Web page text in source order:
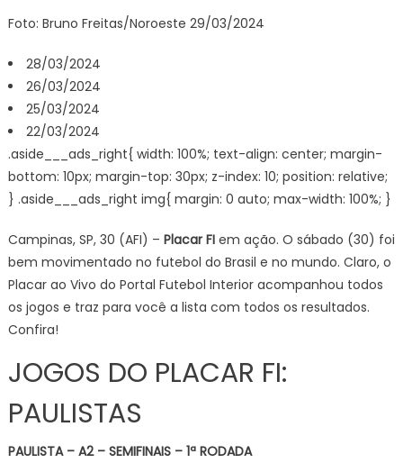
Foto: Bruno Freitas/Noroeste 29/03/2024
28/03/2024
26/03/2024
25/03/2024
22/03/2024
.aside___ads_right{ width: 100%; text-align: center; margin-
bottom: 10px; margin-top: 30px; z-index: 10; position: relative;
} .aside___ads_right img{ margin: 0 auto; max-width: 100%; }
Campinas, SP, 30 (AFI) – Placar FI em ação. O sábado (30) foi
bem movimentado no futebol do Brasil e no mundo. Claro, o
Placar ao Vivo do Portal Futebol Interior acompanhou todos
os jogos e traz para você a lista com todos os resultados.
Confira!
JOGOS DO PLACAR FI:
PAULISTAS
PAULISTA – A2 – SEMIFINAIS – 1ª RODADA